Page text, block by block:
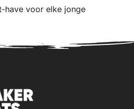
have voor elke jonge